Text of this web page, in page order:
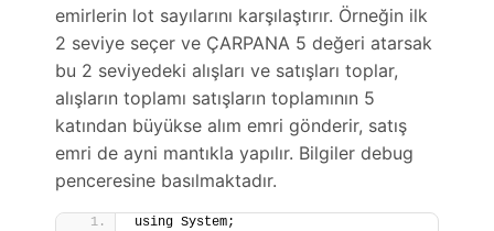
emirlerin lot sayılarını karşılaştırır. Örneğin ilk
2 seviye seçer ve ÇARPANA 5 değeri atarsak
bu 2 seviyedeki alışları ve satışları toplar,
alışların toplamı satışların toplamının 5
katından büyükse alım emri gönderir, satış
emri de ayni mantıkla yapılır. Bilgiler debug
penceresine basılmaktadır.
using System;